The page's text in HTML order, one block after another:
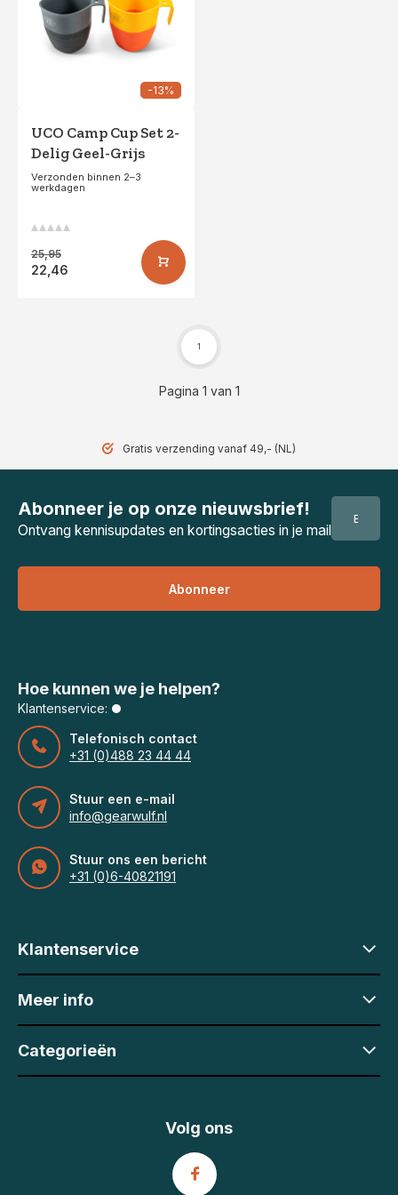
-13%
UCO Camp Cup Set 2-
Delig Geel-Grijs
Verzonden binnen 2–3
werkdagen
25,95
22,46
Pagina 1 van 1
1
Gratis verzending vanaf 49,- (NL)
Abonneer je op onze nieuwsbrief!
Ontvang kennisupdates en kortingsacties in je mail
Abonneer
Hoe kunnen we je helpen?
Klantenservice:
Telefonisch contact
+31 (0)488 23 44 44
Stuur een e-mail
info@gearwulf.nl
Stuur ons een bericht
+31 (0)6-40821191
Klantenservice
Meer info
Categorieën
Volg ons